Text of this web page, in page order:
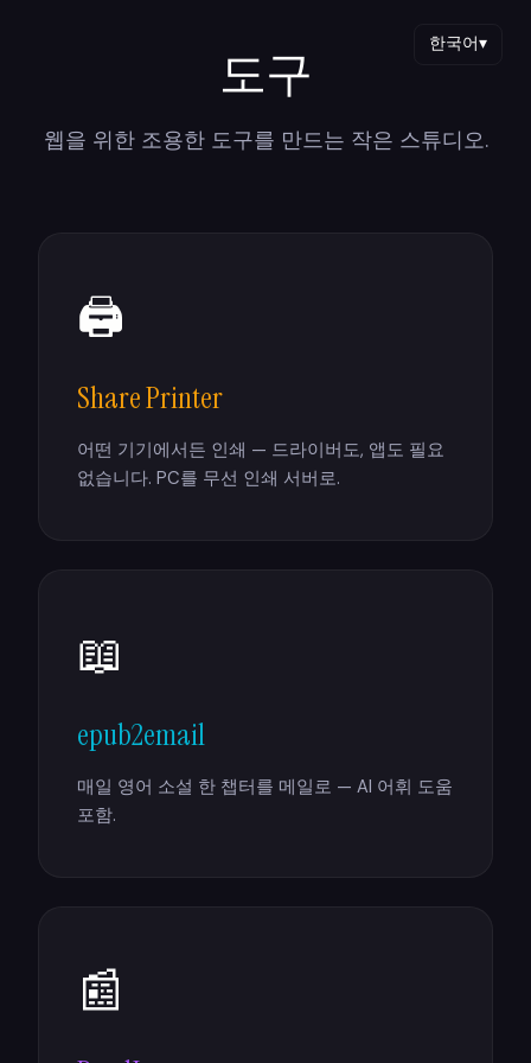
한국어▾
도구
웹을 위한 조용한 도구를 만드는 작은 스튜디오.
🖨
Share Printer
어떤 기기에서든 인쇄 — 드라이버도, 앱도 필요
없습니다. PC를 무선 인쇄 서버로.
📖
epub2email
매일 영어 소설 한 챕터를 메일로 — AI 어휘 도움
포함.
📰